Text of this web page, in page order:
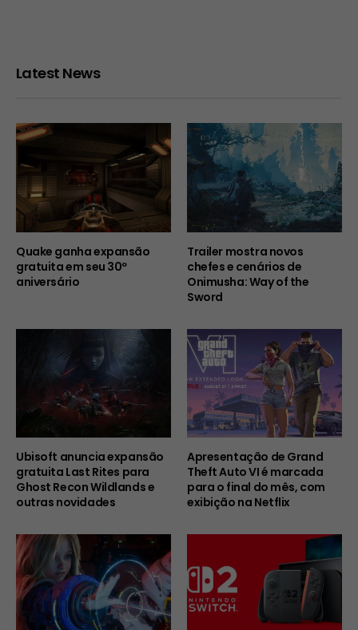
Latest News
Quake ganha expansão
gratuita em seu 30º
aniversário
Trailer mostra novos
chefes e cenários de
Onimusha: Way of the
Sword
Ubisoft anuncia expansão
gratuita Last Rites para
Ghost Recon Wildlands e
outras novidades
Apresentação de Grand
Theft Auto VI é marcada
para o final do mês, com
exibição na Netflix